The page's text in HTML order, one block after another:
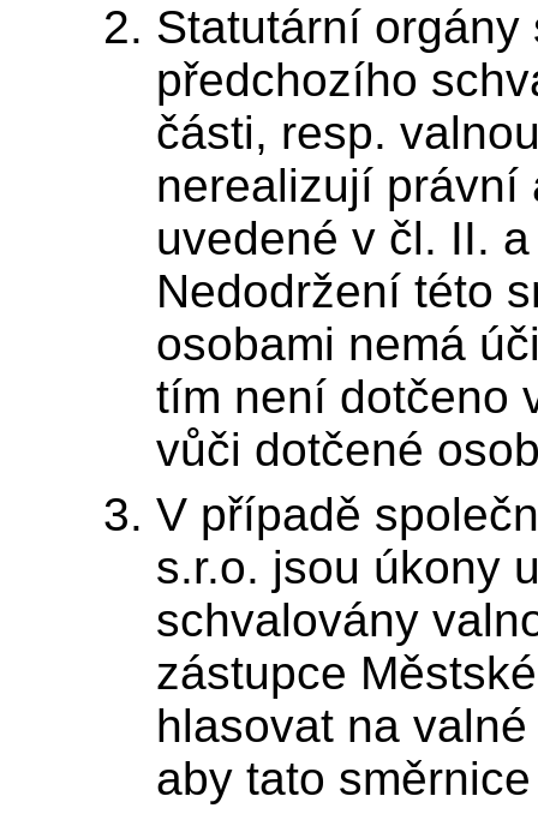
Statutární
předchozího
části, resp.
nerealizují právní
uvedené v čl. II.
Nedodržení této
osobami nemá
tím není dotčeno
vůči dotčené
V případě
s.r.o. jsou úkony
schvalovány
zástupce
hlasovat na
aby tato